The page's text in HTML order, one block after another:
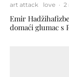
art attack love · 2
Emir
domaći glumac s